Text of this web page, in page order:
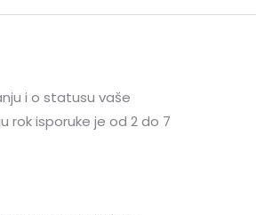
i o statusu vaše
isporuke je od 2 do 7